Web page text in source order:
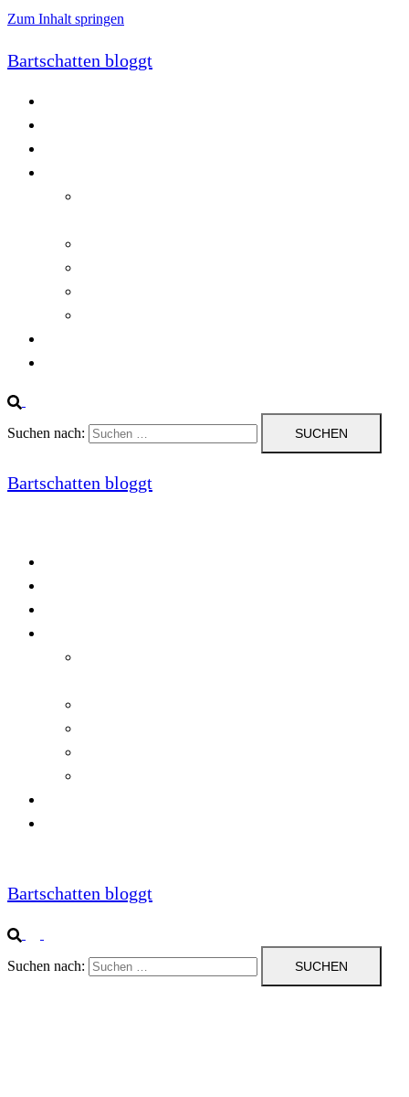
Zum Inhalt springen
Bartschatten bloggt
Suchen nach:
Bartschatten bloggt
Bartschatten bloggt
Suchen nach: